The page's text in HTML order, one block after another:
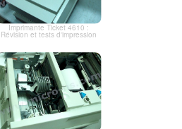
Imprimante Ticket 4610 :
Révision et tests d'impression